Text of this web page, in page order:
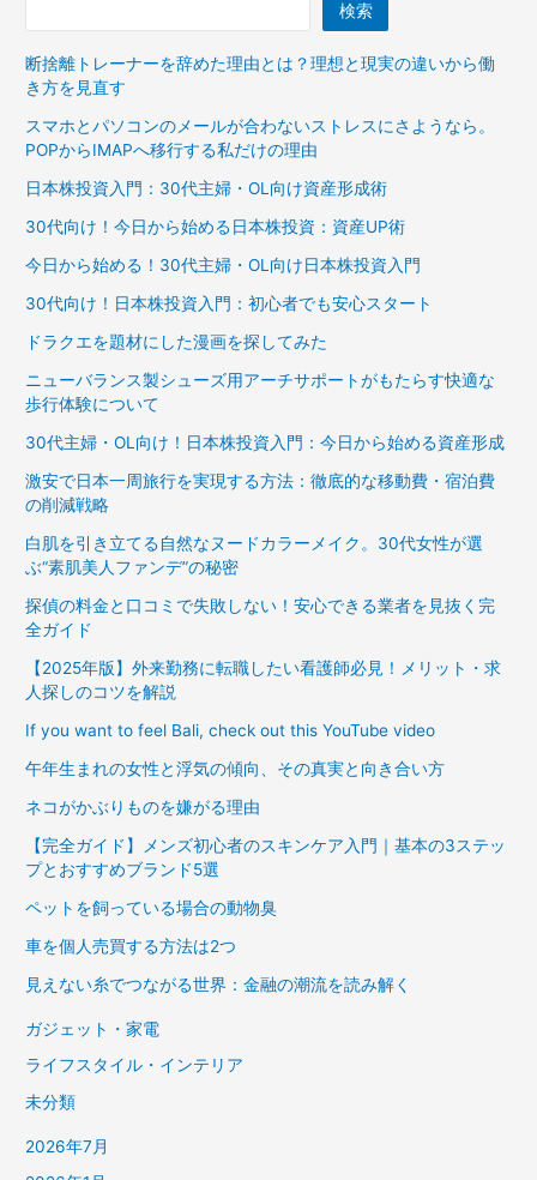
検索
断捨離トレーナーを辞めた理由とは？理想と現実の違いから働
き方を見直す
スマホとパソコンのメールが合わないストレスにさようなら。
POPからIMAPへ移行する私だけの理由
日本株投資入門：30代主婦・OL向け資産形成術
30代向け！今日から始める日本株投資：資産UP術
今日から始める！30代主婦・OL向け日本株投資入門
30代向け！日本株投資入門：初心者でも安心スタート
ドラクエを題材にした漫画を探してみた
ニューバランス製シューズ用アーチサポートがもたらす快適な
歩行体験について
30代主婦・OL向け！日本株投資入門：今日から始める資産形成
激安で日本一周旅行を実現する方法：徹底的な移動費・宿泊費
の削減戦略
白肌を引き立てる自然なヌードカラーメイク。30代女性が選
ぶ“素肌美人ファンデ”の秘密
探偵の料金と口コミで失敗しない！安心できる業者を見抜く完
全ガイド
【2025年版】外来勤務に転職したい看護師必見！メリット・求
人探しのコツを解説
If you want to feel Bali, check out this YouTube video
午年生まれの女性と浮気の傾向、その真実と向き合い方
ネコがかぶりものを嫌がる理由
【完全ガイド】メンズ初心者のスキンケア入門｜基本の3ステッ
プとおすすめブランド5選
ペットを飼っている場合の動物臭
車を個人売買する方法は2つ
見えない糸でつながる世界：金融の潮流を読み解く
ガジェット・家電
ライフスタイル・インテリア
未分類
2026年7月